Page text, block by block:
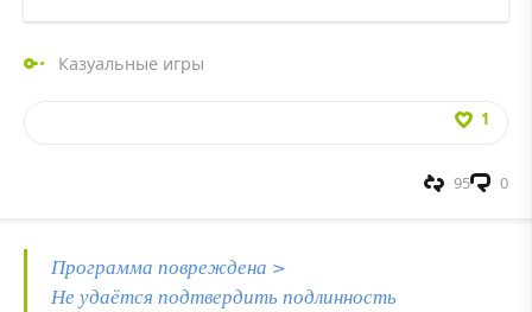
Казуальные игры
1
0
95
Программа повреждена >
Не удаётся подтвердить подлинность